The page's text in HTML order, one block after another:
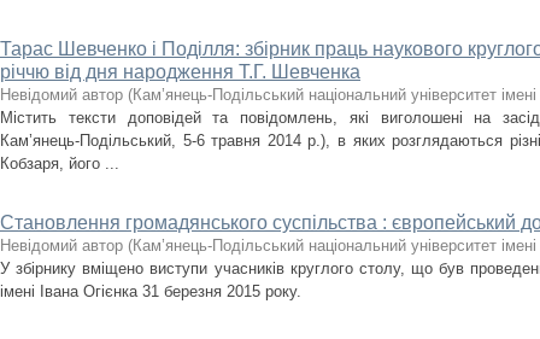
Тарас Шевченко і Поділля: збірник праць наукового
річчю від дня народження Т.Г. Шевченка
Невідомий автор (Кам’янець-Подільський національний університет
Містить тексти доповідей та повідомлень, які виголошені на
Кам’янець-Подільський, 5-6 травня 2014 р.), в яких розглядаються
Кобзаря, його ...
Становлення громадянського суспільства : європейський
Невідомий автор (Кам’янець-Подільський національний університет
У збірнику вміщено виступи учасників круглого столу, що був
імені Івана Огієнка 31 березня 2015 року.